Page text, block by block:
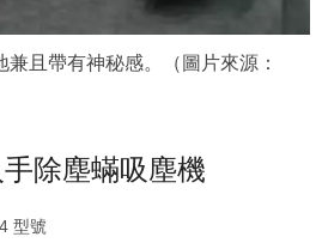
且帶有神秘感。（圖片來源：
除塵蟎吸塵機
型號